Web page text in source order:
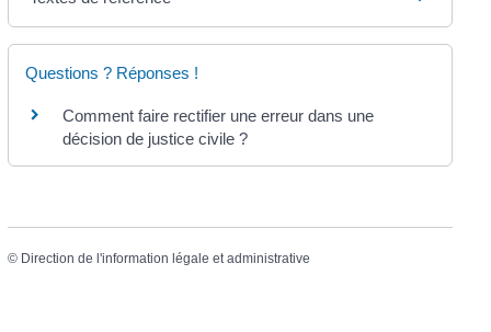
Questions ? Réponses !
Comment faire rectifier une erreur dans une
décision de justice civile ?
© Direction de l'information légale et administrative